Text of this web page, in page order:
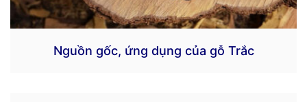
Nguồn gốc, ứng dụng của gỗ Trắc